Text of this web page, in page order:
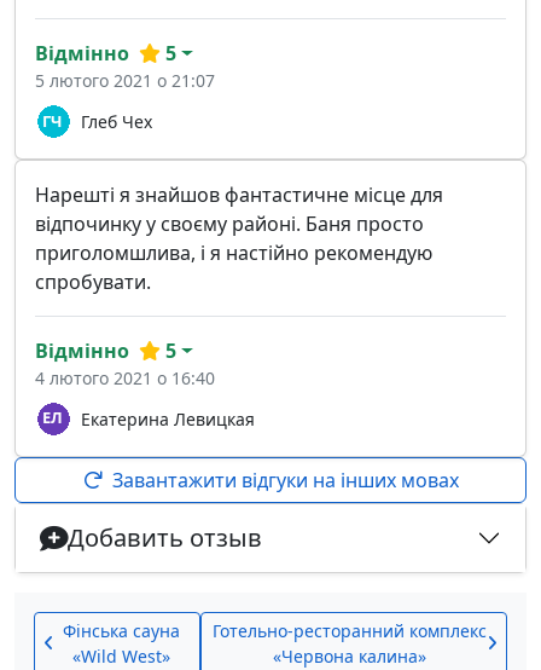
Глеб Чех
Відмінно 5
5 лютого 2021 о 21:07
Нарешті я знайшов фантастичне місце для
відпочинку у своєму районі. Баня просто
приголомшлива, і я настійно рекомендую
спробувати.
Екатерина Левицкая
Відмінно 5
4 лютого 2021 о 16:40
Завантажити відгуки на інших мовах
Добавить отзыв
Фінська сауна
«Wild West»
Готельно-ресторанний комплекс
«Червона калина»